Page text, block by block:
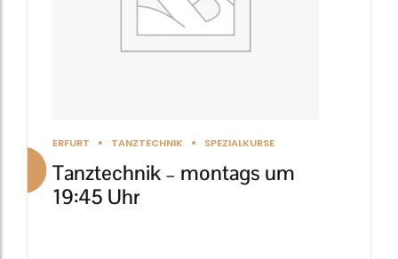
ERFURT TANZTECHNIK SPEZIALKURSE
Tanztechnik – montags um
19:45 Uhr